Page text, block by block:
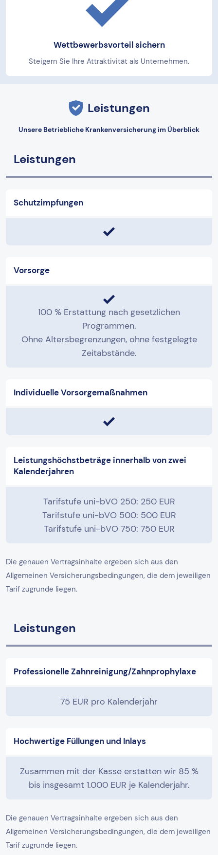
Wettbewerbsvorteil sichern
Steigern Sie Ihre Attraktivität als Unternehmen.
Leistungen
Unsere Betriebliche Krankenversicherung im Überblick
Leistungen
Schutzimpfungen
Vorsorge
100 % Erstattung nach gesetzlichen
Programmen.
Ohne Altersbegrenzungen, ohne festgelegte
Zeitabstände.
Individuelle Vorsorgemaßnahmen
Leistungshöchstbeträge innerhalb von zwei
Kalenderjahren
Tarifstufe uni-bVO 250: 250 EUR
Tarifstufe uni-bVO 500: 500 EUR
Tarifstufe uni-bVO 750: 750 EUR
Die genauen Vertragsinhalte ergeben sich aus den
Allgemeinen Versicherungsbedingungen, die dem jeweiligen
Tarif zugrunde liegen.
Leistungen
Professionelle Zahnreinigung/Zahnprophylaxe
75 EUR pro Kalenderjahr
Hochwertige Füllungen und Inlays
Zusammen mit der Kasse erstatten wir 85 %
bis insgesamt 1.000 EUR je Kalenderjahr.
Die genauen Vertragsinhalte ergeben sich aus den
Allgemeinen Versicherungsbedingungen, die dem jeweiligen
Tarif zugrunde liegen.